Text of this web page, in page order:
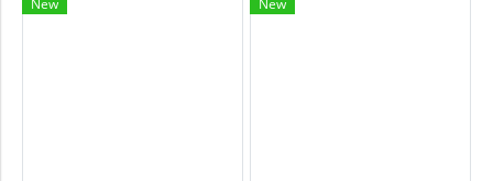
New New